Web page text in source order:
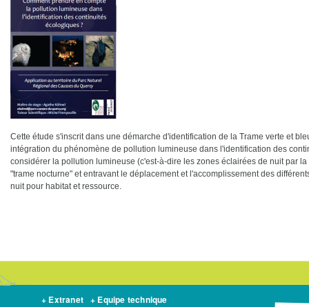
Cette étude s'inscrit dans une démarche d'identification de la Trame verte et
intégration du phénomène de pollution lumineuse dans l'identification des
considérer la pollution lumineuse (c'est-à-dire les zones éclairées de nuit par
"trame nocturne" et entravant le déplacement et l'accomplissement des
nuit pour habitat et ressource.
+ Extranet + Equipe technique